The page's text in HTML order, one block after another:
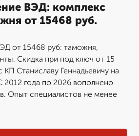
ВЭД: комплекс
от 15468 руб.
от 15468 руб: таможня,
Скидка при под ключ от 15
Станиславу Геннадьевичу на
2012 года по 2026 вополнено
Опыт специалистов не менее